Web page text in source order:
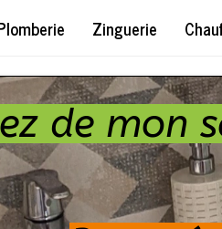
Zinguerie
de mon